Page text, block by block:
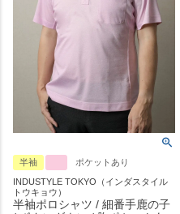
半袖
ポケットあり
INDUSTYLE TOKYO（インダスタイル
トウキョウ）
半袖ポロシャツ / 細番手鹿の子